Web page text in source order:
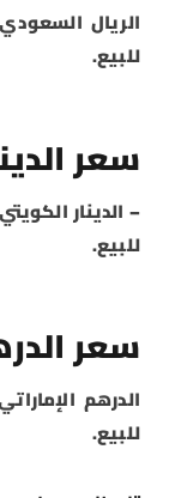
للبيع.
سعر
للبيع.
سعر
للبيع.